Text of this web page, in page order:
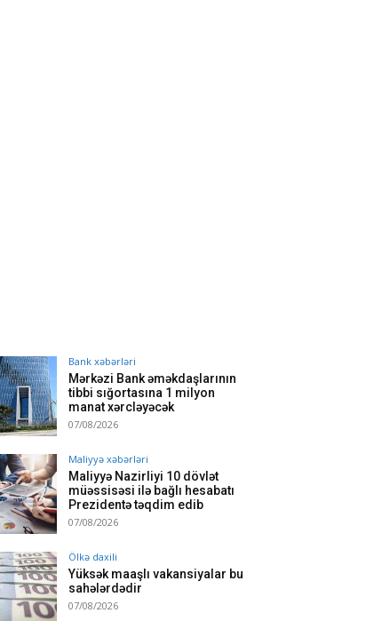
Bank xəbərləri
Mərkəzi Bank əməkdaşlarının
tibbi sığortasına 1 milyon
manat xərcləyəcək
07/08/2026
Maliyyə xəbərləri
Maliyyə Nazirliyi 10 dövlət
müəssisəsi ilə bağlı hesabatı
Prezidentə təqdim edib
07/08/2026
Ölkə daxili
Yüksək maaşlı vakansiyalar bu
sahələrdədir
07/08/2026